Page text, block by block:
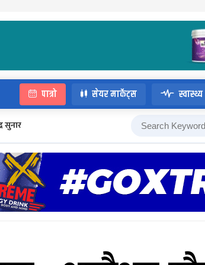
पात्रो सेयर मार्केट्स स्वास्थ्य
सुनार